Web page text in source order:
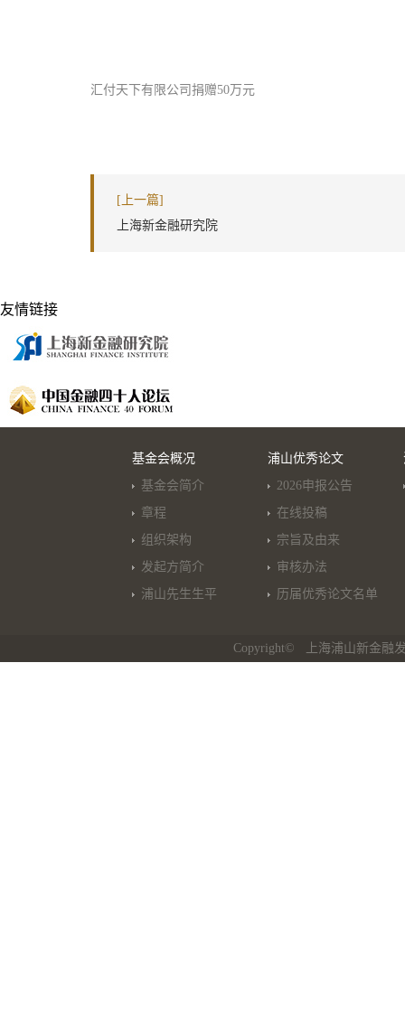
汇付天下有限公司捐赠50万元
[上一篇]
上海新金融研究院
友情链接
基金会概况
基金会简介
章程
组织架构
发起方简介
浦山先生生平
浦山优秀论文
2026申报公告
在线投稿
宗旨及由来
审核办法
历届优秀论文名单
Copyright© 上海浦山新金融